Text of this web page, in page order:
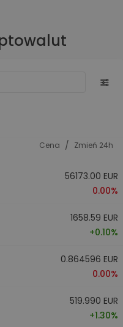
Cena / Zmień 24h
56173.00 EUR
0.00%
1658.59 EUR
+0.10%
0.864596 EUR
0.00%
519.990 EUR
+1.30%